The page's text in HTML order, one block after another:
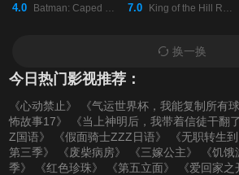
4.0 Batman: Caped Crusader Season 2/ 7.0 King of the Hill Revival Season 15/
换一换
今日热门影视推荐：
《心动禁止》 《气运世界杯，我能复制所有
怖故事17》
《当上神明后，我带着信徒干翻
Z国语》
《假面骑士ZZZ日语》
《无职转生
第三季》
《废柴病房》 《三嫁公主》 《饥饿
季》
《红色珍珠》 《第五立面》 《爱回家之